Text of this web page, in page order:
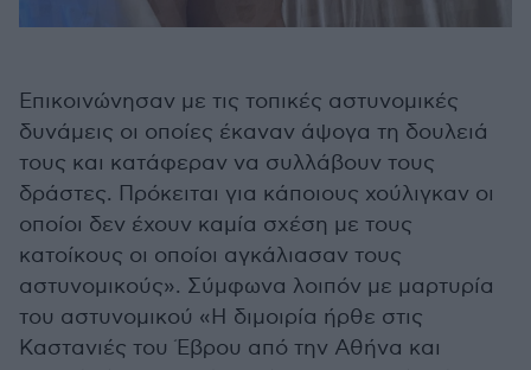
Επικοινώνησαν με τις τοπικές αστυνομικές
δυνάμεις οι οποίες έκαναν άψογα τη δουλειά
τους και κατάφεραν να συλλάβουν τους
δράστες. Πρόκειται για κάποιους χούλιγκαν οι
οποίοι δεν έχουν καμία σχέση με τους
κατοίκους οι οποίοι αγκάλιασαν τους
αστυνομικούς». Σύμφωνα λοιπόν με μαρτυρία
του αστυνομικού «Η διμοιρία ήρθε στις
Καστανιές του Έβρου από την Αθήνα και